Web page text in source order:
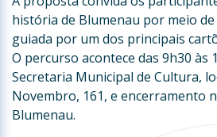
história de Blumenau por meio
guiada por um dos principais
O percurso acontece das 9h30 às
Secretaria Municipal de Cultura,
Novembro, 161, e encerramento
Blumenau.